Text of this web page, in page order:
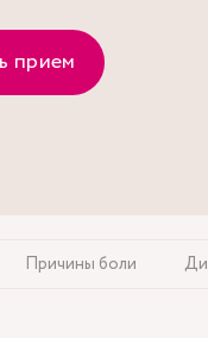
прием
Причины боли